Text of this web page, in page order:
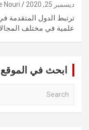
ديسمبر 25, 2020 Nouri
ترتبط الدول المتقدمة
علمية في مختلف
ابحث في الموقع